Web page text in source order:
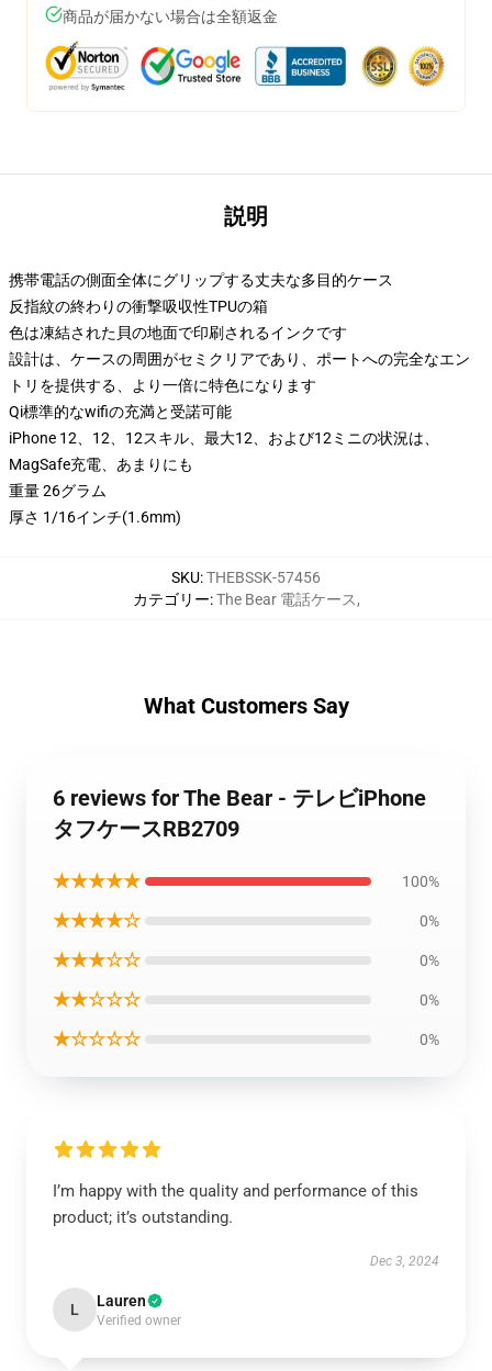
商品が届かない場合は全額返金
説明
携帯電話の側面全体にグリップする丈夫な多目的ケース
反指紋の終わりの衝撃吸収性TPUの箱
色は凍結された貝の地面で印刷されるインクです
設計は、ケースの周囲がセミクリアであり、ポートへの完全なエン
トリを提供する、より一倍に特色になります
Qi標準的なwifiの充満と受諾可能
iPhone 12、12、12スキル、最大12、および12ミニの状況は、
MagSafe充電、あまりにも
重量 26グラム
厚さ 1/16インチ(1.6mm)
SKU:THEBSSK-57456
カテゴリー:The Bear 電話ケース,
What Customers Say
6 reviews for The Bear - テレビiPhone
タフケースRB2709
★★★★★ 100%
★★★★☆ 0%
★★★☆☆ 0%
★★☆☆☆ 0%
★☆☆☆☆ 0%
I’m happy with the quality and performance of this
product; it’s outstanding.
Dec 3, 2024
L Lauren
Verified owner